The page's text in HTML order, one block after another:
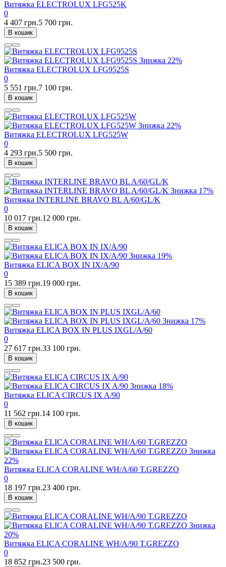
Витяжка ELECTROLUX LFG525K
0
4 407 грн.5 700 грн.
В кошик
Знижка 22%
Витяжка ELECTROLUX LFG9525S
0
5 551 грн.7 100 грн.
В кошик
Знижка 22%
Витяжка ELECTROLUX LFG525W
0
4 293 грн.5 500 грн.
В кошик
Знижка 17%
Витяжка INTERLINE BRAVO BL A/60/GL/K
0
10 017 грн.12 000 грн.
В кошик
Знижка 19%
Витяжка ELICA BOX IN IX/A/90
0
15 389 грн.19 000 грн.
В кошик
Знижка 17%
Витяжка ELICA BOX IN PLUS IXGL/A/60
0
27 617 грн.33 100 грн.
В кошик
Знижка 18%
Витяжка ELICA CIRCUS IX A/90
0
11 562 грн.14 100 грн.
В кошик
Знижка
22%
Витяжка ELICA CORALINE WH/A/60 T.GREZZO
0
18 197 грн.23 400 грн.
В кошик
Знижка
20%
Витяжка ELICA CORALINE WH/A/90 T.GREZZO
0
18 852 грн.23 500 грн.